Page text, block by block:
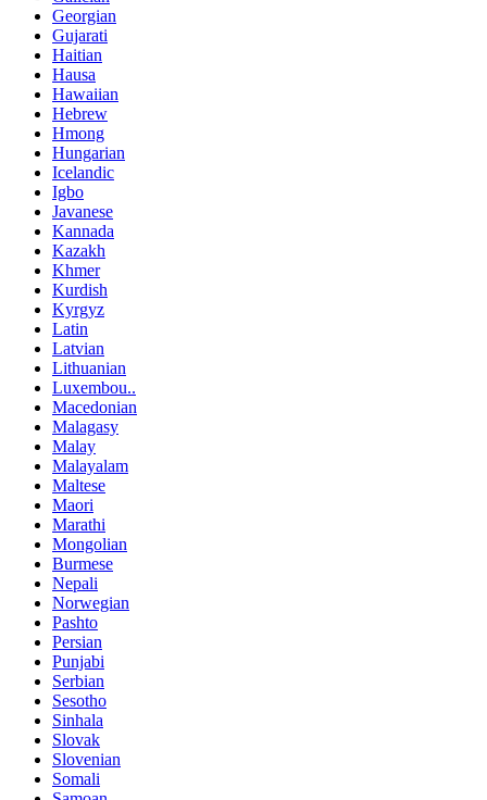
Georgian
Gujarati
Haitian
Hausa
Hawaiian
Hebrew
Hmong
Hungarian
Icelandic
Igbo
Javanese
Kannada
Kazakh
Khmer
Kurdish
Kyrgyz
Latin
Latvian
Lithuanian
Luxembou..
Macedonian
Malagasy
Malay
Malayalam
Maltese
Maori
Marathi
Mongolian
Burmese
Nepali
Norwegian
Pashto
Persian
Punjabi
Serbian
Sesotho
Sinhala
Slovak
Slovenian
Somali